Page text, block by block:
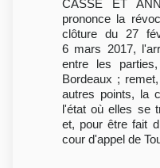
CASSE ET
prononce la
clôture du 27
6 mars 2017,
entre les
Bordeaux ;
autres points, la
l'état où elles se
et, pour être fait
cour d'appel de